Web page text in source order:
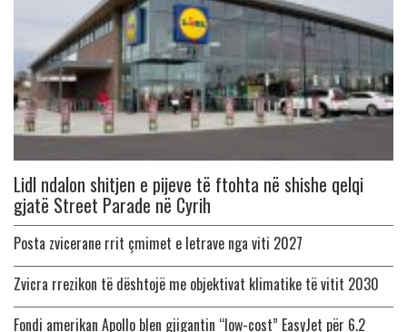
Lidl ndalon shitjen e pijeve të ftohta në shishe qelqi
gjatë Street Parade në Cyrih
Posta zvicerane rrit çmimet e letrave nga viti 2027
Zvicra rrezikon të dështojë me objektivat klimatike të vitit 2030
Fondi amerikan Apollo blen gjigantin “low-cost” EasyJet për 6.2